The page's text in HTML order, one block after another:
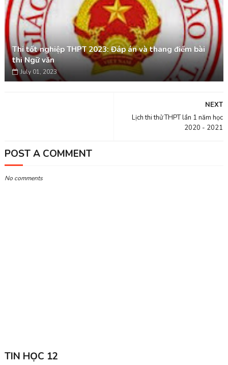
Thi tốt nghiệp THPT 2023: Đáp án và thang điểm bài
thi Ngữ văn
July 01, 2023
NEXT
Lịch thi thử THPT lần 1 năm học
2020 - 2021
POST A COMMENT
No comments
TIN HỌC 12